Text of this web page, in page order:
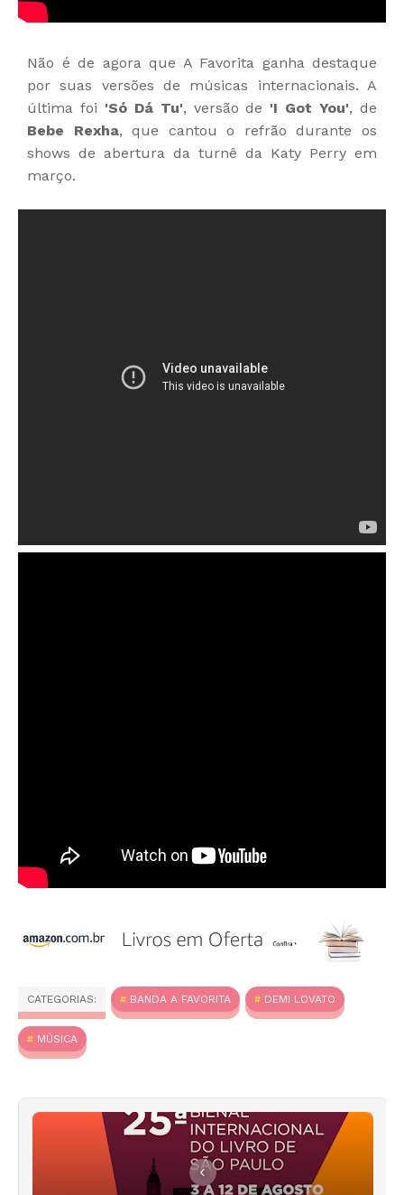
Não é de agora que A Favorita ganha destaque
por suas versões de músicas internacionais. A
última foi 'Só Dá Tu', versão de 'I Got You', de
Bebe Rexha, que cantou o refrão durante os
shows de abertura da turnê da Katy Perry em
março.
CATEGORIAS: BANDA A FAVORITA DEMI LOVATO
MÚSICA